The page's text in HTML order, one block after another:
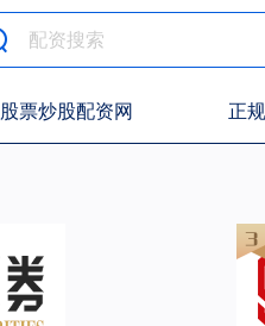
股票炒股配资网 正